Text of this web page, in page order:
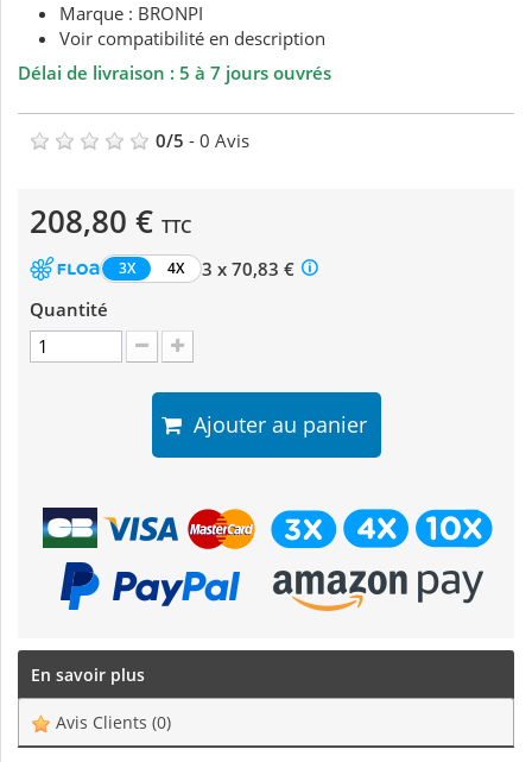
Marque : BRONPI
Voir compatibilité en description
Délai de livraison : 5 à 7 jours ouvrés
0/5 - 0 Avis
208,80 € TTC
3X 4X
3 x 70,83 €
Quantité
Ajouter au panier
En savoir plus
Avis Clients (0)